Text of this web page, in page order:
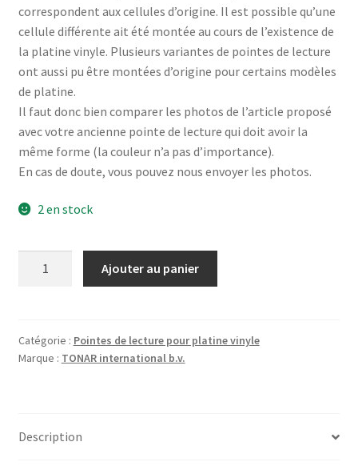
correspondent aux cellules d’origine. Il est possible qu’une
cellule différente ait été montée au cours de l’existence de
la platine vinyle. Plusieurs variantes de pointes de lecture
ont aussi pu être montées d’origine pour certains modèles
de platine.
Il faut donc bien comparer les photos de l’article proposé
avec votre ancienne pointe de lecture qui doit avoir la
même forme (la couleur n’a pas d’importance).
En cas de doute, vous pouvez nous envoyer les photos.
2 en stock
-
Diamant
ATN-
Ajouter au panier
Catégorie : Pointes de lecture pour platine vinyle
Marque : TONAR international b.v.
Description